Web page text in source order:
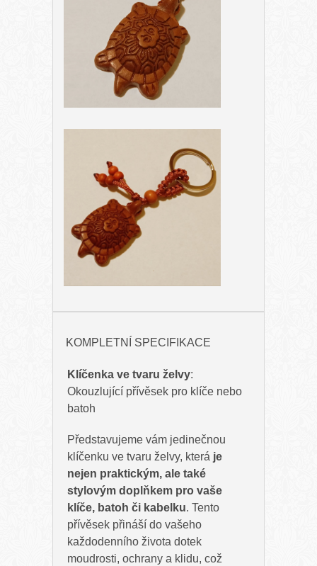
KOMPLETNÍ SPECIFIKACE
Klíčenka ve tvaru želvy:
Okouzlující přívěsek pro klíče nebo
batoh
Představujeme vám jedinečnou
klíčenku ve tvaru želvy, která je
nejen praktickým, ale také
stylovým doplňkem pro vaše
klíče, batoh či kabelku. Tento
přívěsek přináší do vašeho
každodenního života dotek
moudrosti, ochrany a klidu, což